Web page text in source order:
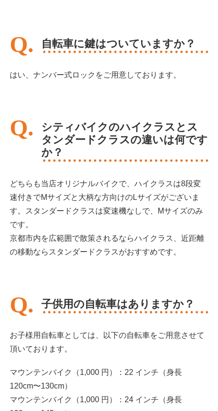
自転車に鍵はついていますか？
はい、ナンバー式ロックをご用意しております。
シティバイクのハイクラスとス
タンダードクラスの違いは何です
か？
どちらも当店オリジナルバイクで、ハイクラスは8段変
速付きでMサイズと大柄な方向けのLサイズがございま
す。スタンダードクラスは変速機なしで、Mサイズのみ
です。
京都市内を広範囲で散策されるならハイクラス、近距離
の移動ならスタンダードクラスがおすすめです。
子供用の自転車はありますか？
お子様用自転車としては、以下の自転車をご用意させて
頂いております。
マウンテンバイク（1,000 円）：22 インチ（身長
120cm〜130cm）
マウンテンバイク（1,000 円）：24 インチ（身長